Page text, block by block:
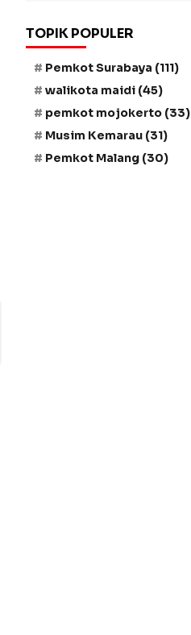
TOPIK POPULER
Pemkot Surabaya (111)
walikota maidi (45)
pemkot mojokerto (33)
Musim Kemarau (31)
Pemkot Malang (30)